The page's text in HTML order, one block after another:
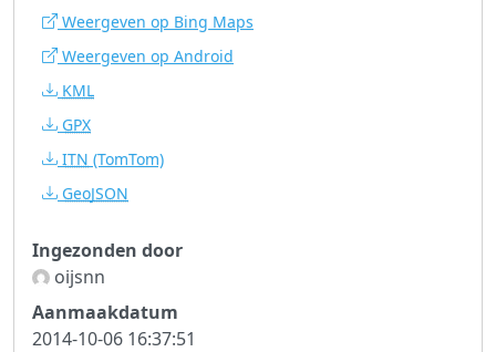
Weergeven op Bing Maps
Weergeven op Android
KML
GPX
ITN (TomTom)
GeoJSON
Ingezonden door
oijsnn
Aanmaakdatum
2014-10-06 16:37:51